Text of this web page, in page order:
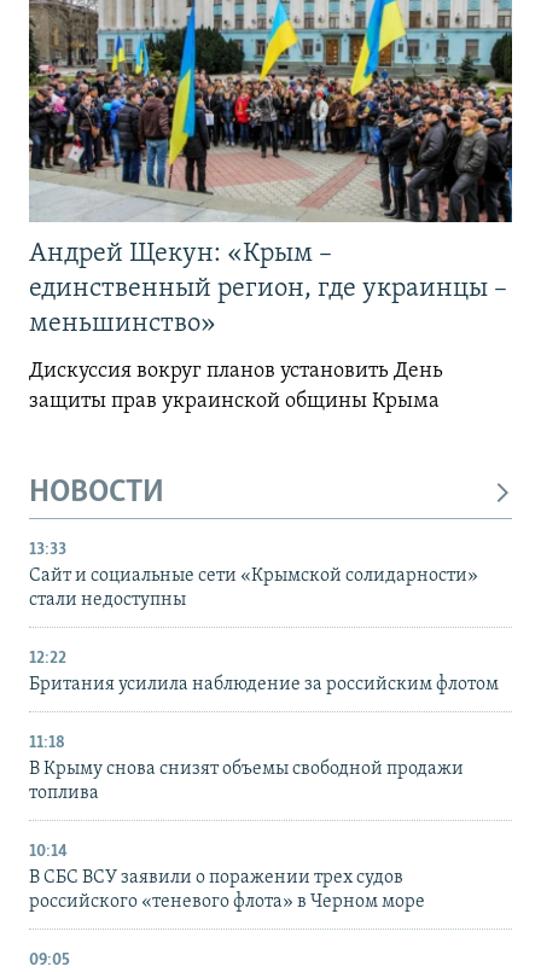
Андрей Щекун: «Крым –
единственный регион, где украинцы –
меньшинство»
Дискуссия вокруг планов установить День
защиты прав украинской общины Крыма
НОВОСТИ
13:33
Сайт и социальные сети «Крымской солидарности»
стали недоступны
12:22
Британия усилила наблюдение за российским флотом
11:18
В Крыму снова снизят объемы свободной продажи
топлива
10:14
В СБС ВСУ заявили о поражении трех судов
российского «теневого флота» в Черном море
09:05